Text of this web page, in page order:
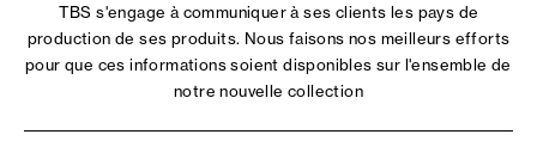
TBS s'engage à communiquer à ses clients les pays de
production de ses produits. Nous faisons nos meilleurs efforts
pour que ces informations soient disponibles sur l'ensemble de
notre nouvelle collection